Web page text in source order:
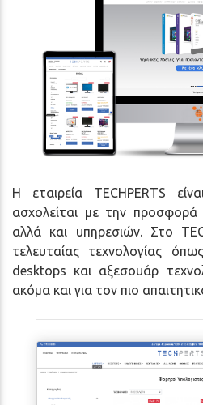
Η εταιρεία TECHPERTS
ασχολείται με την προσφορά
αλλά και υπηρεσιών. Στο
τελευταίας τεχνολογίας
desktops και αξεσουάρ
ακόμα και για τον πιο